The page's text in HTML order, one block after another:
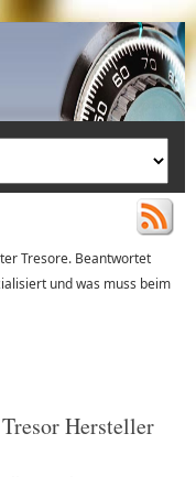
Tresore. Beantwortet
und was muss beim
Hersteller